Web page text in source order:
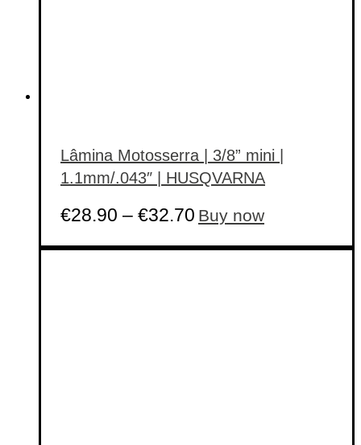
Lâmina Motosserra | 3/8” mini |
1.1mm/.043″ | HUSQVARNA
€28.90 – €32.70 Buy nowThis
product
multiple